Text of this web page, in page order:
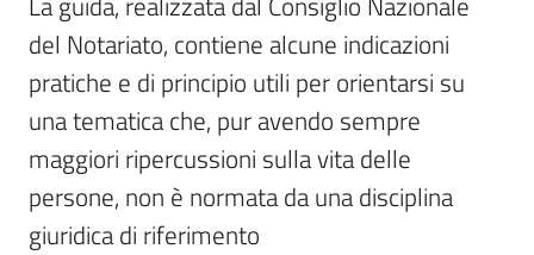
Archivio
storico
Conservazione
Argomenti
del Notariato, contiene alcune indicazioni
pratiche e di principio utili per orientarsi su
una tematica che, pur avendo sempre
maggiori ripercussioni sulla vita delle
persone, non è normata da una disciplina
giuridica di riferimento